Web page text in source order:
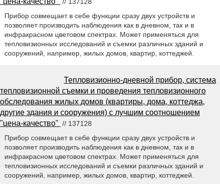
Прибор совмещает в себе функции сразу двух устройств и
позволяет производить наблюдения как в дневном, так и в
инфракрасном цветовом спектрах. Может применяться для
тепловизионных исследований и съемки различных зданий и
сооружений, например, жилых домов, квартир, коттеджей.
Тепловизионно-дневной прибор, система
тепловизионной съемки и проведения тепловизионного
обследования жилых домов (квартиры, дома, коттеджа,
другие здания и сооружения) с лучшим соотношением
"цена-качество" // 137128
Прибор совмещает в себе функции сразу двух устройств и
позволяет производить наблюдения как в дневном, так и в
инфракрасном цветовом спектрах. Может применяться для
тепловизионных исследований и съемки различных зданий и
сооружений, например, жилых домов, квартир, коттеджей.